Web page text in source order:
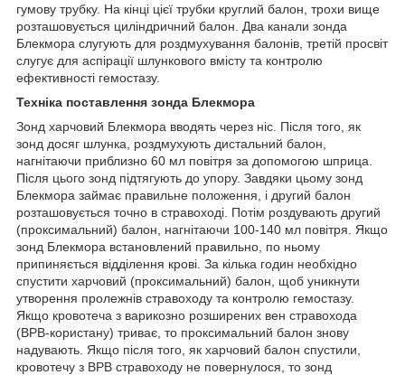
гумову трубку. На кінці цієї трубки круглий балон, трохи вище
розташовується циліндричний балон. Два канали зонда
Блекмора слугують для роздмухування балонів, третій просвіт
слугує для аспірації шлункового вмісту та контролю
ефективності гемостазу.
Техніка поставлення зонда Блекмора
Зонд харчовий Блекмора вводять через ніс. Після того, як
зонд досяг шлунка, роздмухують дистальний балон,
нагнітаючи приблизно 60 мл повітря за допомогою шприца.
Після цього зонд підтягують до упору. Завдяки цьому зонд
Блекмора займає правильне положення, і другий балон
розташовується точно в стравоході. Потім роздувають другий
(проксимальний) балон, нагнітаючи 100-140 мл повітря. Якщо
зонд Блекмора встановлений правильно, по ньому
припиняється відділення крові. За кілька годин необхідно
спустити харчовий (проксимальний) балон, щоб уникнути
утворення пролежнів стравоходу та контролю гемостазу.
Якщо кровотеча з варикозно розширених вен стравохода
(ВРВ-користану) триває, то проксимальний балон знову
надувають. Якщо після того, як харчовий балон спустили,
кровотечу з ВРВ стравоходу не повернулося, то зонд